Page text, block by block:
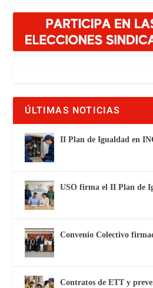
ÚLTIMAS NOTICIAS
II Plan de Igualdad en
USO firma el II Plan de
Convenio Colectivo
Contratos de ETT y